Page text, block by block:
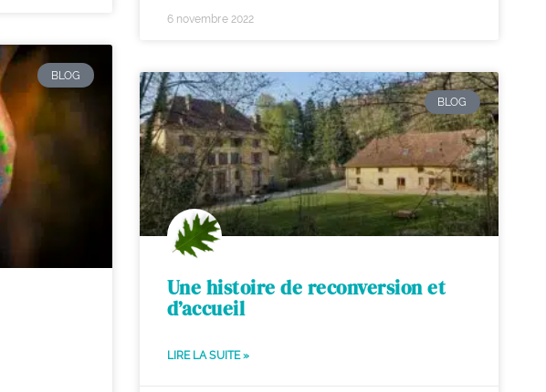
6 novembre 2022
BLOG
BLOG
Une histoire de reconversion et
d’accueil
LIRE LA SUITE »